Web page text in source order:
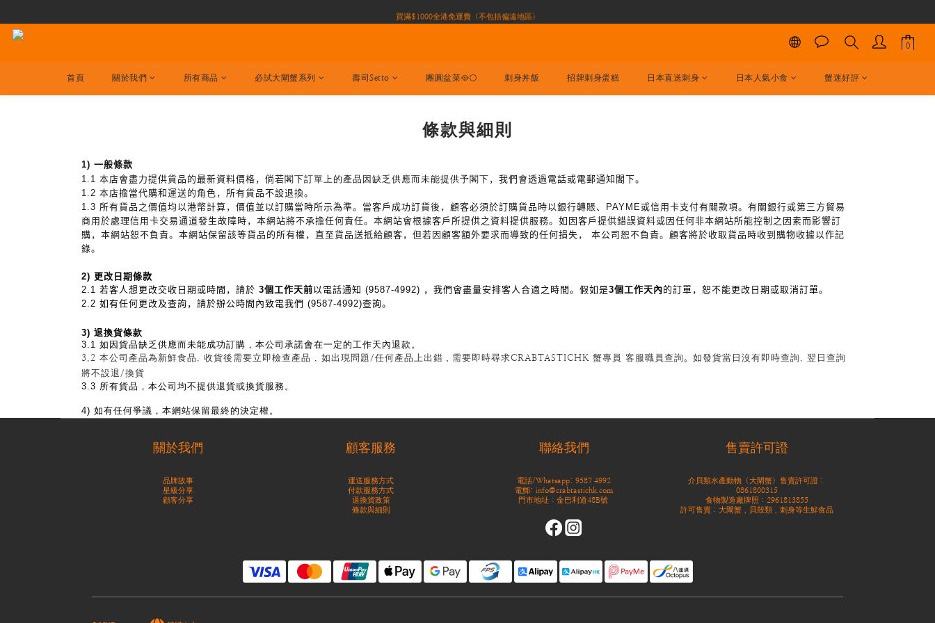
買滿$1000全港免運費（不包括偏遠地區）
買滿$1000全港免運費（不包括偏遠地區）
買滿$1000全港免運費（不包括偏遠地區）
首頁 關於我們 所有商品 必試大閘蟹系列 壽司Setto 團圓盆菜🥘🌕 刺身丼飯 招牌刺身蛋糕 日本直送刺身 日本人氣小食 蟹迷好評
條款與細則
1) 一般條款
1.1 本店會盡力提供貨品的最新資料價格，倘若閣下訂單上的產品因缺乏供應而未能提供予閣下 ，我們會透過電話或電郵通知閣下。
1.2 本店擔當代購和運送的角色，所有貨品不設退換。
1.3 所有貨品之價值均以港幣計算，價值並以訂購當時所示為準。當客戶成功訂貨後，顧客必須於訂購貨品時以銀行轉賬、PAYME或信用卡支付有關款項。有關銀行或第三方貿易
商用於處理信用卡交易通道發生故障時，本網站將不承擔任何責任。本網站會根據客戶所提供之資料提供服務。如因客戶提供錯誤資料或因任何非本網站所能控制之因素而影響訂
購，本網站恕不負責。本網站保留該等貨品的所有權，直至貨品送抵給顧客，但若因顧客額外要求而導致的任何損失，
本公司恕不負責。顧客將於收取貨品時收到購物收據以作記
錄。
2) 更改日期條款
2.1 若客人想更改交收日期或時間，請於 3個工作天前以電話通知 (9587-4992) ，我們會盡量安排客人合適之時間。假如是3個工作天內的訂單，恕不能更改日期或取消訂單。
2.2 如有任何更改及查詢，請於辦公時間內致電我們 (9587-4992)查詢。
3) 退換貨條款
3.1 如 因貨品缺乏供應而未能成功訂購，本公司承諾會在一定的工作天內退款。
3.2 本公司產品為新鮮食品, 收貨後需要立即檢查產品 , 如出現問題/任何產品上出錯，需要即時尋求CRABTASTICHK 蟹專員 客服職員查詢。如發貨當日沒有即時查詢, 翌日查詢
將不設退/換貨
3.3 所有貨品，本公司均不提供退貨或換貨服務。
4) 如有任何爭議，本網站保留最終的決定權。
關於我們
品牌故事
星級分享
顧客分享
顧客服務
運送服務方式
付款服務方式
退換貨政策
條款與細則
聯絡我們
電話/Whatsapp: 9587 4992
電郵: info@crabtastichk.com
門市地址：金巴利道48B號
售賣許可證
介貝類水產動物（大閘蟹）售賣許可證：
0861800315
食物製造廠牌照：2961813855
許可售賣：大閘蟹，貝殼類，刺身等生鮮食品